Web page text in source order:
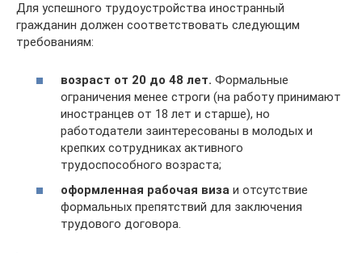
Для успешного трудоустройства иностранный
гражданин должен соответствовать следующим
требованиям:
возраст от 20 до 48 лет. Формальные
ограничения менее строги (на работу принимают
иностранцев от 18 лет и старше), но
работодатели заинтересованы в молодых и
крепких сотрудниках активного
трудоспособного возраста;
оформленная рабочая виза и отсутствие
формальных препятствий для заключения
трудового договора.